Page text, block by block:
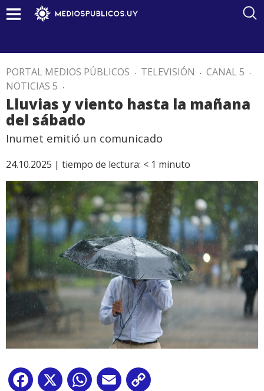
PORTAL MEDIOS PÚBLICOS . TELEVISIÓN . CANAL 5 .
NOTICIAS 5 .
Lluvias y viento hasta la mañana
del sábado
Inumet emitió un comunicado
24.10.2025 | tiempo de lectura: < 1 minuto
Facebook
X WhatsApp
Email